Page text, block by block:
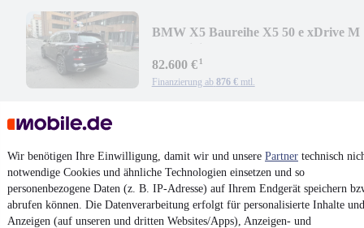
Wir benötigen Ihre Einwilligung, damit wir und unsere Partner technisch
notwendige Cookies und ähnliche Technologien einsetzen und so
personenbezogene Daten (z. B. IP-Adresse) auf Ihrem Endgerät speichern
abrufen können. Die Datenverarbeitung erfolgt für personalisierte Inhalte und
Anzeigen (auf unseren und dritten Websites/Apps), Anzeigen- und
BMW X5 Baureihe X5 50 e xDrive M
82.600 €¹
Finanzierung ab 876 € mtl.
(Benzin/Elektro)
Kontakt
¹MwSt. ausweisbar